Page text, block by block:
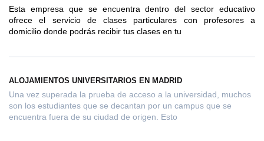
Esta empresa que se encuentra dentro del sector educativo
ofrece el servicio de clases particulares con profesores a
domicilio donde podrás recibir tus clases en tu
ALOJAMIENTOS UNIVERSITARIOS EN MADRID
Una vez superada la prueba de acceso a la universidad, muchos
son los estudiantes que se decantan por un campus que se
encuentra fuera de su ciudad de origen. Esto